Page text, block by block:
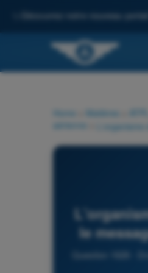
Découvrez notre nouveau
Home Matières
aérienne
le
Question 1626 -